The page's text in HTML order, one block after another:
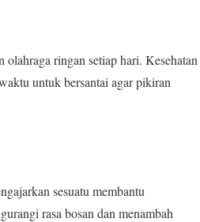
ringan setiap hari. Kesehatan
untuk bersantai agar pikiran
sesuatu membantu
rasa bosan dan menambah